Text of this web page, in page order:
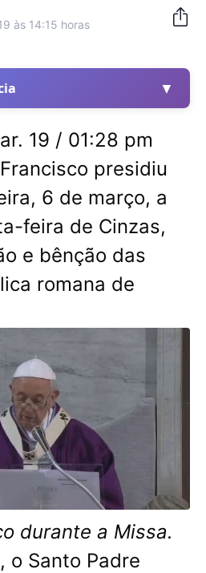
às 14:15 horas
▼
19 / 01:28 pm
presidiu
6 de março, a
feira de Cinzas,
e bênção das
romana de
durante a Missa.
o Santo Padre